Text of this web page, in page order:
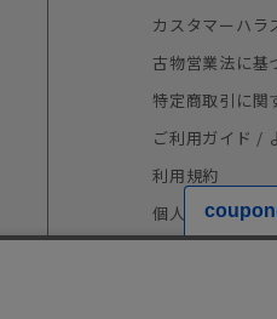
カスタマーハラ
古物営業法に基
特定商取引に関
ご利用ガイド /
利用規約
個人情報の取り